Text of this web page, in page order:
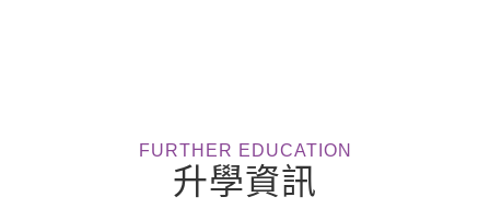
FURTHER EDUCATION
升學資訊